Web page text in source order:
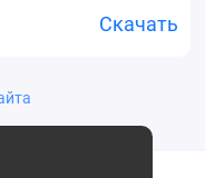
Скачать